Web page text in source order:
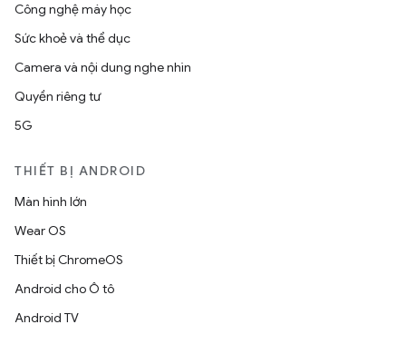
Công nghệ máy học
Sức khoẻ và thể dục
Camera và nội dung nghe nhìn
Quyền riêng tư
5G
THIẾT BỊ ANDROID
Màn hình lớn
Wear OS
Thiết bị ChromeOS
Android cho Ô tô
Android TV